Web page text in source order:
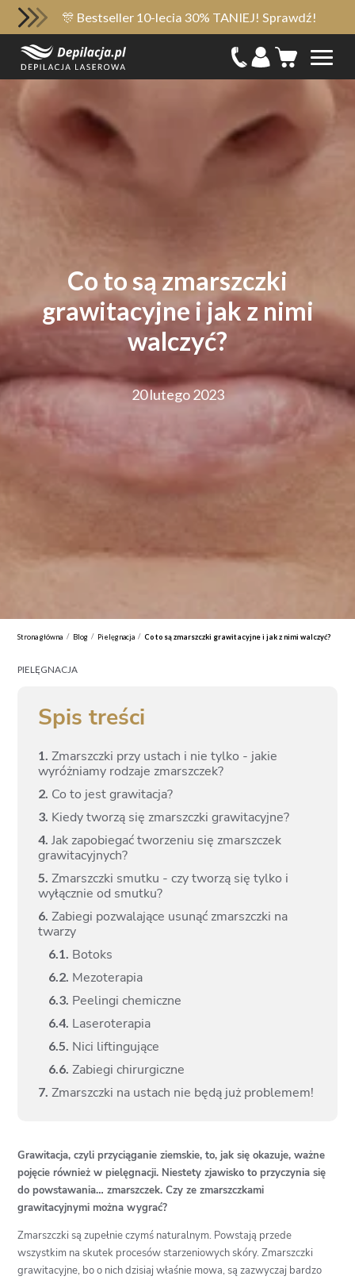
🎊 Bestseller 10-lecia 30% TANIEJ! Sprawdź!
Co to są zmarszczki
grawitacyjne i jak z nimi
walczyć?
20 lutego 2023
Strona główna / Blog / Pielęgnacja / Co to są zmarszczki grawitacyjne i jak z nimi walczyć?
PIELĘGNACJA
Spis treści
1.
Zmarszczki przy ustach i nie tylko - jakie
wyróżniamy rodzaje zmarszczek?
2. Co to jest grawitacja?
3. Kiedy tworzą się zmarszczki grawitacyjne?
4. Jak zapobiegać tworzeniu się zmarszczek
grawitacyjnych?
5. Zmarszczki smutku - czy tworzą się tylko i
wyłącznie od smutku?
6. Zabiegi pozwalające usunąć zmarszczki na
twarzy
6. 1. Botoks
6. 2. Mezoterapia
6. 3. Peelingi chemiczne
6.4. Laseroterapia
6. 5. Nici liftingujące
6. 6. Zabiegi chirurgiczne
7. Zmarszczki na ustach nie będą już problemem!
Grawitacja, czyli przyciąganie ziemskie, to, jak się okazuje, ważne
pojęcie również w pielęgnacji. Niestety zjawisko to przyczynia się
do powstawania… zmarszczek. Czy ze zmarszczkami
grawitacyjnymi można wygrać?
Zmarszczki są zupełnie czymś naturalnym. Powstają przede
wszystkim na skutek procesów starzeniowych skóry. Zmarszczki
grawitacyjne, bo o nich dzisiaj właśnie mowa, są zazwyczaj bardzo